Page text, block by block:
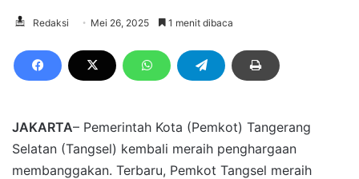
Redaksi Mei 26, 2025 1 menit dibaca
JAKARTA– Pemerintah Kota (Pemkot) Tangerang
Selatan (Tangsel) kembali meraih penghargaan
membanggakan. Terbaru, Pemkot Tangsel meraih